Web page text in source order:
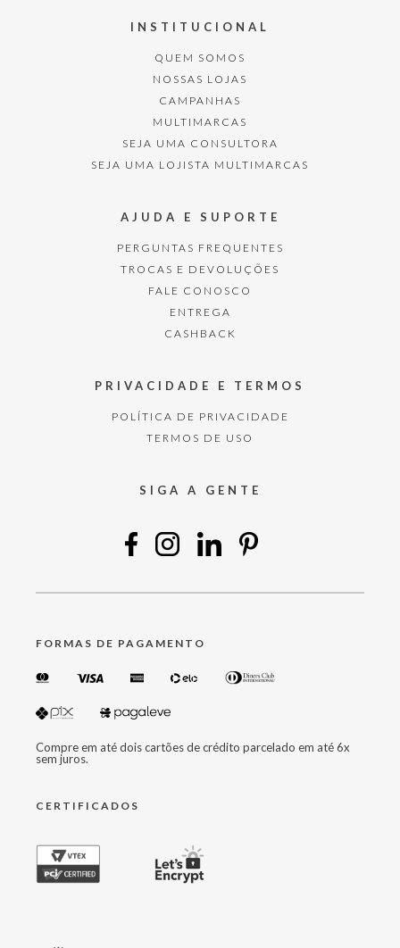
INSTITUCIONAL
QUEM SOMOS
NOSSAS LOJAS
CAMPANHAS
MULTIMARCAS
SEJA UMA CONSULTORA
SEJA UMA LOJISTA MULTIMARCAS
AJUDA E SUPORTE
PERGUNTAS FREQUENTES
TROCAS E DEVOLUÇÕES
FALE CONOSCO
ENTREGA
CASHBACK
PRIVACIDADE E TERMOS
POLÍTICA DE PRIVACIDADE
TERMOS DE USO
SIGA A GENTE
FORMAS DE PAGAMENTO
Compre em até dois cartões de crédito parcelado em até 6x
sem juros.
CERTIFICADOS